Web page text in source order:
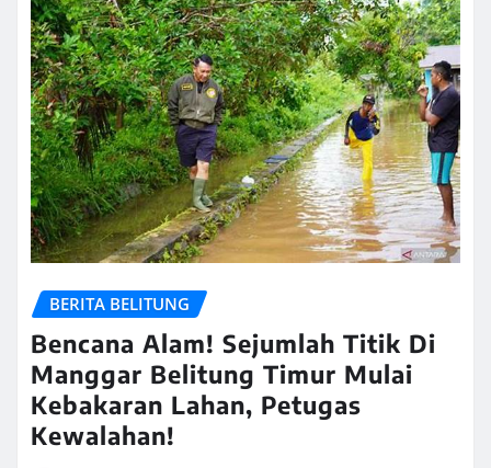
BERITA BELITUNG
Bencana Alam! Sejumlah Titik Di
Manggar Belitung Timur Mulai
Kebakaran Lahan, Petugas
Kewalahan!